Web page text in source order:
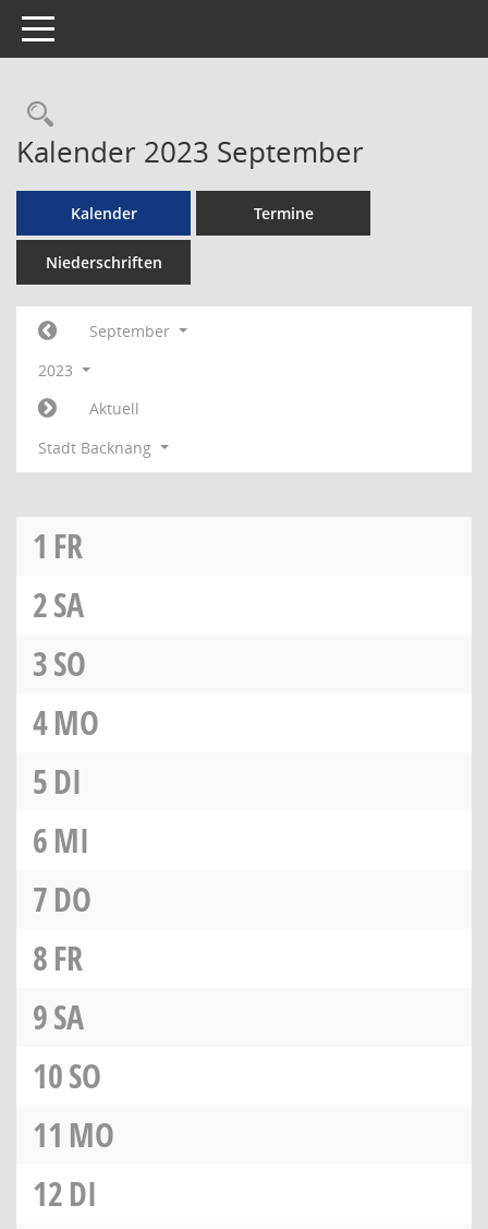
Toggle navigation
Rechercheauswahl
Kalender 2023 September
Kalender Termine
Niederschriften
September
2023
Aktuell
Stadt Backnang
1 FR
2SA
3SO
4MO
5DI
6MI
7DO
8FR
9SA
10SO
11 MO
12DI